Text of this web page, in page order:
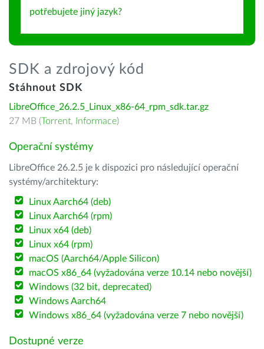
potřebujete jiný jazyk?
SDK a zdrojový kód
Stáhnout SDK
LibreOffice_26.2.5_Linux_x86-64_rpm_sdk.tar.gz
27 MB (Torrent, Informace)
Operační systémy
LibreOffice 26.2.5 je k dispozici pro následující operační
systémy/architektury:
Linux Aarch64 (deb)
Linux Aarch64 (rpm)
Linux x64 (deb)
Linux x64 (rpm)
macOS (Aarch64/Apple Silicon)
macOS x86_64 (vyžadována verze 10.14 nebo novější)
Windows (32 bit, deprecated)
Windows Aarch64
Windows x86_64 (vyžadována verze 7 nebo novější)
Dostupné verze